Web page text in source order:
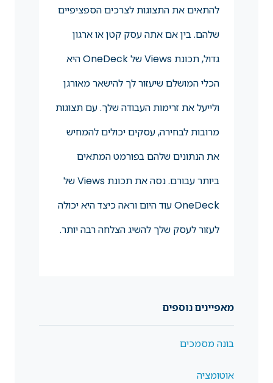
להתאים את התצוגות לצרכים הספציפיים
שלהם. בין אם אתה עסק קטן או ארגון
גדול, תכונת Views של OneDeck היא
הכלי המושלם שיעזור לך להישאר מאורגן
ולייעל את זרימות העבודה שלך. עם תצוגות
מרובות לבחירה, עסקים יכולים להמחיש
את הנתונים שלהם בפורמט המתאים
ביותר עבורם. נסה את תכונת Views של
OneDeck עוד היום וראה כיצד היא יכולה
לעזור לעסק שלך להשיג הצלחה רבה יותר.
מאפיינים נוספים
בונה מסמכים
אוטומציה